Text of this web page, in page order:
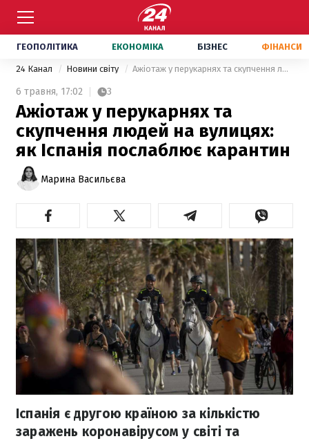
ГЕОПОЛІТИКА ЕКОНОМІКА БІЗНЕС ФІНАНСИ
24 Канал Новини світу Ажіотаж у перукарнях та скупчення людей на вулицях: як Іспанія послаблює карантин
6 травня, 17:02 3
Ажіотаж у перукарнях та
скупчення людей на вулицях:
як Іспанія послаблює карантин
Марина Васильєва
Іспанія є другою країною за кількістю
заражень коронавірусом у світі та